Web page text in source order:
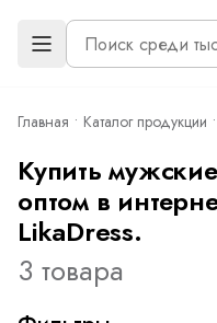
Главная Каталог продукции
Купить
оптом в
LikaDress.
3 товара